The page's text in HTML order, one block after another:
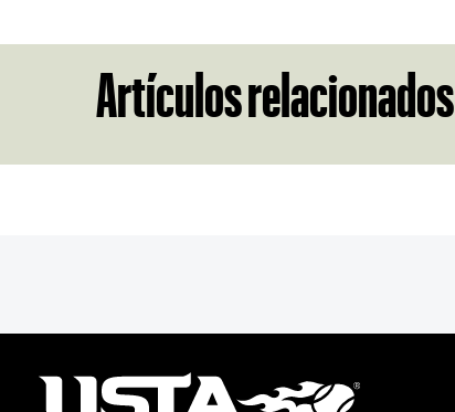
Artículos relacionados